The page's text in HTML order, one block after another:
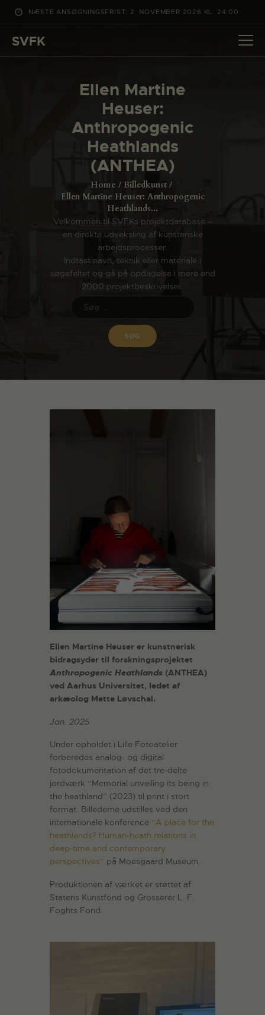
NÆSTE ANSØGNINGSFRIST: 2. NOVEMBER 2026 KL. 24:00
SVFK
Ellen Martine
Heuser:
Anthropogenic
Heathlands
(ANTHEA)
Home
Billedkunst
Ellen Martine Heuser: Anthropogenic
Heathlands...
Velkommen til SVFKs projektdatabase –
en direkte udveksling af kunsteriske
arbejdsprocesser.
Indtast navn, teknik eller materiale i
søgefeltet og gå på opdagelse i mere end
2000 projektbeskrivelser.
DET SKER
PROJEKTER
CHANNEL
ANSØG
OM SVFK
ENGLISH
Ellen Martine Heuser er kunstnerisk
bidragsyder til forskningsprojektet
Anthropogenic Heathlands (ANTHEA)
ved Aarhus Universitet, ledet af
arkæolog Mette Løvschal.
Jan. 2025
Under opholdet i Lille Fotoatelier
forberedes analog- og digital
fotodokumentation af det tre-delte
jordværk “Memorial unveiling its being in
the heathland” (2023) til print i stort
format. Billederne udstilles ved den
internationale konference “A place for the
heathlands? Human-heath relations in
deep-time and contemporary
perspectives” på Moesgaard Museum.
Produktionen af værket er støttet af
Statens Kunstfond og Grosserer L. F.
Foghts Fond.